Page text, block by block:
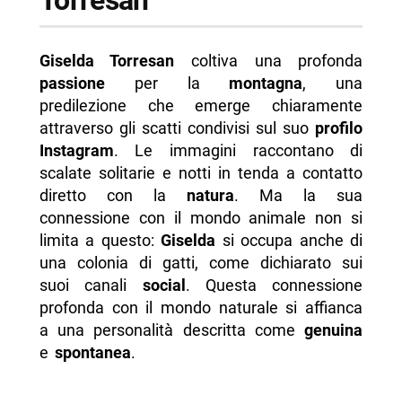
Giselda Torresan coltiva una profonda
passioneper la montagna, una
predilezione che emerge chiaramente
attraverso gli scatti condivisi sul suo profilo
Instagram. Le immagini raccontano di
scalate solitarie e notti in tenda a contatto
diretto con la natura. Ma la sua
connessione con il mondo animale non si
limita a questo:Giselda si occupa anche di
una colonia di gatti, come dichiarato sui
suoi canali social . Questa connessione
profonda con il mondo naturale si affianca
a una personalità descritta comegenuina
e spontanea.